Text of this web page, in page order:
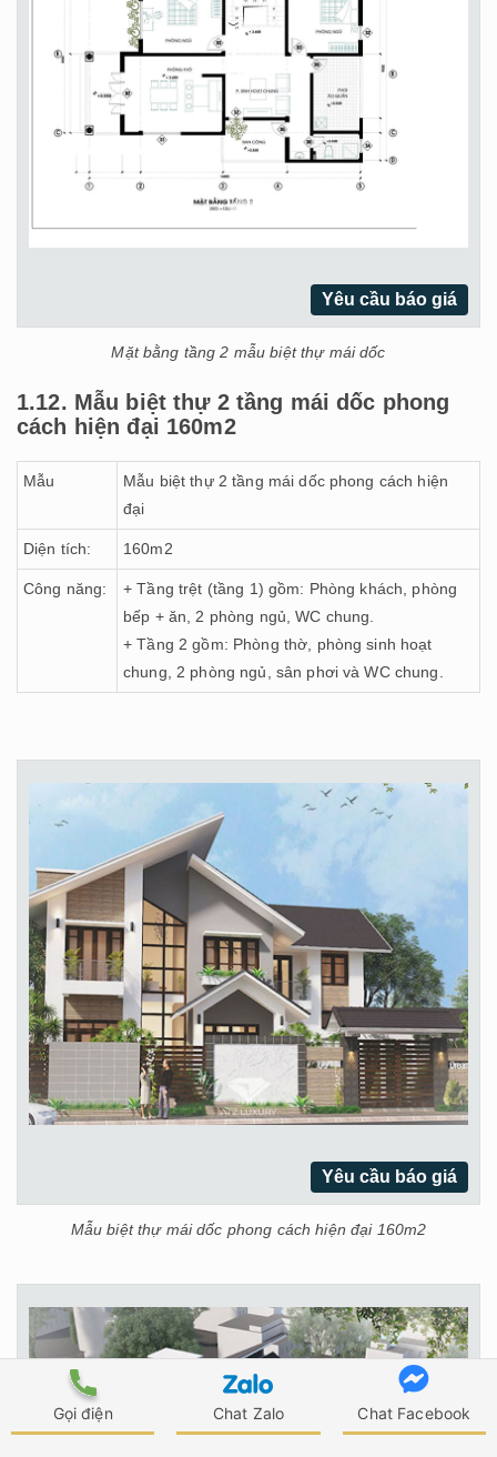
Gọi điện Chat Zalo Chat Facebook
Yêu cầu báo giá
Mặt bằng tầng 2 mẫu biệt thự mái dốc
1.12. Mẫu biệt thự 2 tầng mái dốc phong
cách hiện đại 160m2
Mẫu
Mẫu biệt thự 2 tầng mái dốc phong cách hiện
đại
Diện tích: 160m2
Công năng:
+ Tầng trệt (tầng 1) gồm: Phòng khách, phòng
bếp + ăn, 2 phòng ngủ, WC chung.
+ Tầng 2 gồm: Phòng thờ, phòng sinh hoạt
chung, 2 phòng ngủ, sân phơi và WC chung.
Yêu cầu báo giá
Mẫu biệt thự mái dốc phong cách hiện đại 160m2